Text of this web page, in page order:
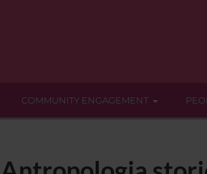
COMMUNITY ENGAGEMENT